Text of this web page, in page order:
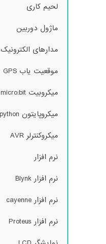
لحیم کاری
ماژول دوربین
مدارهای الکترونیک
موقعیت یاب GPS
میکروبیت micro:bit
میکروپایتون Micropython
میکروکنترلر AVR
نرم افزار
نرم افزار Blynk
نرم افزار cayenne
نرم افزار Proteus